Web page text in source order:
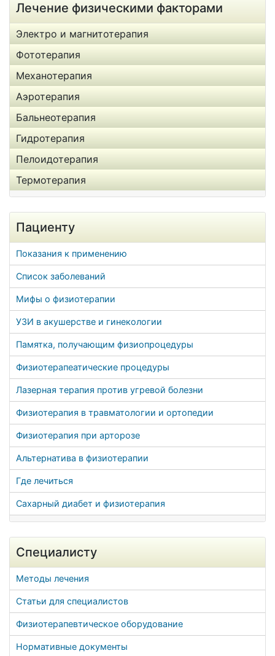
Лечение физическими факторами
Электро и магнитотерапия
Фототерапия
Механотерапия
Аэротерапия
Бальнеотерапия
Гидротерапия
Пелоидотерапия
Термотерапия
Пациенту
Показания к применению
Список заболеваний
Мифы о физиотерапии
УЗИ в акушерстве и гинекологии
Памятка, получающим физиопроцедуры
Физиотерапеатические процедуры
Лазерная терапия против угревой болезни
Физиотерапия в травматологии и ортопедии
Физиотерапия при арторозе
Альтернатива в физиотерапии
Где лечиться
Сахарный диабет и физиотерапия
Специалисту
Методы лечения
Статьи для специалистов
Физиотерапевтическое оборудование
Нормативные документы